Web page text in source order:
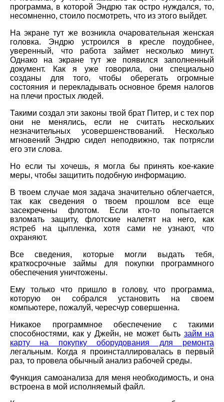
программа, в которой Эндрю так остро нуждался, то,
несомненно, стоило посмотреть, что из этого выйдет.
На экране тут же возникла очаровательная женская
головка. Эндрю устроился в кресле поудобнее,
уверенный, что работа займет несколько минут.
Однако на экране тут же появился заполненный
документ. Как я уже говорила, они специально
созданы для того, чтобы оберегать огромные
состояния и перекладывать основное бремя налогов
на плечи простых людей.
Такими создал эти законы твой брат Питер, и с тех пор
они не менялись, если не считать нескольких
незначительных усовершенствований. Несколько
мгновений Эндрю сидел неподвижно, так потрясли
его эти слова.
Но если ты хочешь, я могла бы принять кое-какие
меры, чтобы защитить подобную информацию.
В твоем случае моя задача значительно облегчается,
так как сведения о твоем прошлом все еще
засекречены флотом. Если кто-то попытается
взломать защиту, флотские налетят на него, как
ястреб на цыпленка, хотя сами не узнают, что
охраняют.
Все сведения, которые могли выдать тебя,
краткосрочные займы для покупки программного
обеспечения уничтожены.
Ему только что пришло в голову, что программа,
которую он собрался установить на своем
компьютере, пожалуй, чересчур совершенна.
Никакое программное обеспечение с такими
способностями, как у Джейн, не может быть займ на
карту на покупку оборудования для ремонта
легальным. Когда я проинсталлировалась в первый
раз, то провела обычный анализ рабочей среды.
Функция самоанализа для меня необходимость, и она
встроена в мой исполняемый файл.